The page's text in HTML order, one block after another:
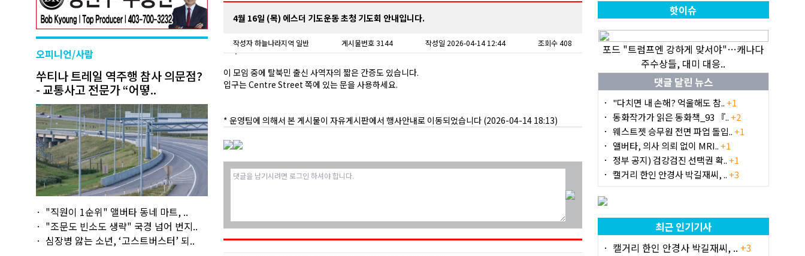
오피니언/사람
쑤티나 트레일 역주행 참사 의문점?
- 교통사고 전문가 “어떻..
"직원이 1순위" 앨버타 동네 마트, ..
"조문도 빈소도 생략" 국경 넘어 번지..
심장병 앓는 소년, ‘고스트버스터’ 되..
4월 16일 (목) 에스더 기도운동 초청 기도회 안내입니다.
작성자하늘나라지역 일반 게시물번호 3144 작성일 2026-04-14 12:44 조회수 408
이 모임 중에 탈북민 출신 사역자의 짧은 간증도 있습니다.
입구는 Centre Street 쪽에 있는 문을 사용하세요.
* 운영팀에 의해서 본 게시물이 자유게시판에서 행사안내로 이동되었습니다 (2026-04-14 18:13)
핫이슈
포드 "트럼프엔 강하게 맞서야"…캐나다
주수상들, 대미 대응..
댓글 달린 뉴스
"다치면 내 손해? 억울해도 참..+1
동화작가가 읽은 동화책_93 『..+2
웨스트젯 승무원 전면 파업 돌입..+1
앨버타, 의사 의뢰 없이 MRI..+1
정부 공지) 검강검진 선택권 확..+1
캘거리 한인 안경사 박길재씨, ..+3
최근 인기기사
캘거리 한인 안경사 박길재씨, .. +3